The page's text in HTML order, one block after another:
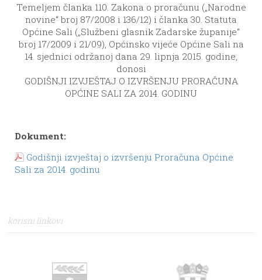
Temeljem članka 110. Zakona o proračunu („Narodne
novine“ broj 87/2008 i 136/12) i članka 30. Statuta
Općine Sali („Službeni glasnik Zadarske županije“
broj 17/2009 i 21/09), Općinsko vijeće Općine Sali na
14. sjednici održanoj dana 29. lipnja 2015. godine,
donosi
GODIŠNJI IZVJEŠTAJ O IZVRŠENJU PRORAČUNA
OPĆINE SALI ZA 2014. GODINU
Dokument:
Godišnji izvještaj o izvršenju Proračuna Općine
Sali za 2014. godinu
korisni linkovi